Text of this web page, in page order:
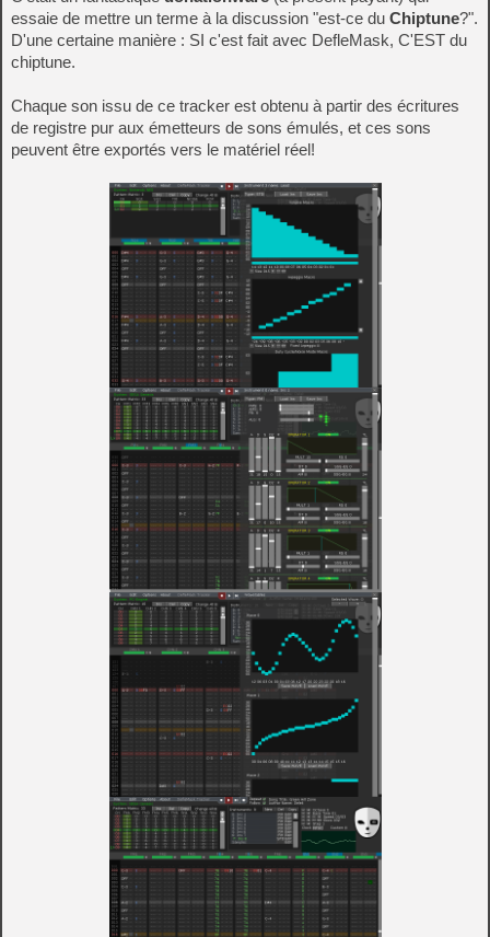
essaie de mettre un terme à la discussion "est-ce du Chiptune?".
D'une certaine manière : SI c'est fait avec DefleMask, C'EST du
chiptune.
Chaque son issu de ce tracker est obtenu à partir des écritures
de registre pur aux émetteurs de sons émulés, et ces sons
peuvent être exportés vers le matériel réel!